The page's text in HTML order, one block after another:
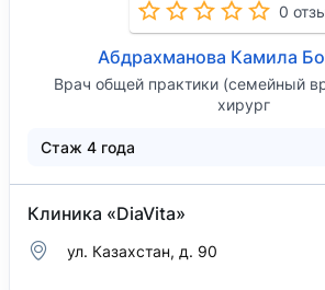
0
Абдрахманова Камила
Врач общей практики (семейный
хирург
Стаж 4 года
Клиника «DiaVita»
ул. Казахстан, д. 90